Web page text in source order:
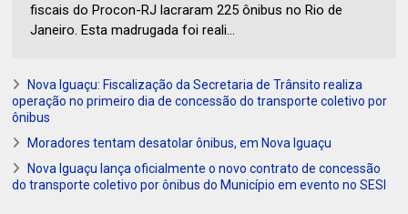
fiscais do Procon-RJ lacraram 225 ônibus no Rio de
Janeiro. Esta madrugada foi reali...
Nova Iguaçu: Fiscalização da Secretaria de Trânsito realiza
operação no primeiro dia de concessão do transporte coletivo por
ônibus
Moradores tentam desatolar ônibus, em Nova Iguaçu
Nova Iguaçu lança oficialmente o novo contrato de concessão
do transporte coletivo por ônibus do Município em evento no SESI